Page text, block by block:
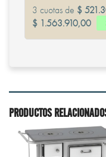
3 cuotas de $
$ 1.563.910,00
PRODUCTOS